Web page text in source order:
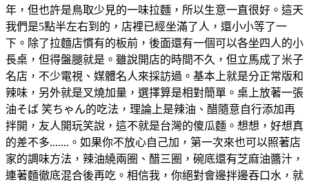
年，但也許是鳥取少見的一味拉麵，所以生意一直很好。這天
我們是5點半左右到的，店裡已經坐滿了人，還小小等了一
下。除了拉麵店慣有的板前，後面還有一個可以各坐四人的小
長桌，但得盤腿就是。雖說開店的時間不久，但立馬成了米子
名店，不少電視、媒體名人來採訪過。基本上就是分正常版和
辣味，另外就是叉燒加量，選擇算是相對簡單。桌上放著一張
油そば 笑ちゃん的吃法，理論上是辣油、醋隨意自行添加再
拌開，友人開玩笑說，這不就是台灣的傻瓜麵。想想，好想真
的差不多.......。如果你不放心自己加，第一次來也可以照著店
家的調味方法，辣油繞兩圈、醋三圈，碗底還有芝麻油醬汁，
連著麵徹底混合後再吃。相信我，你絕對會邊拌邊吞口水，就